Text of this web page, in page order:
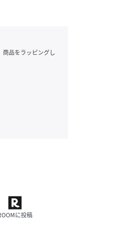
商品をラッピングし
に投稿